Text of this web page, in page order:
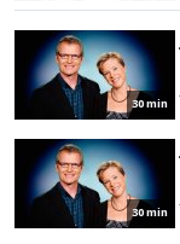
30 min
30 min